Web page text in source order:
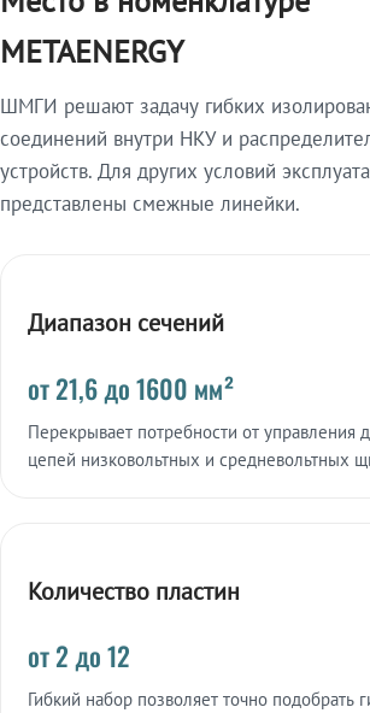
METAENERGY
ШМГИ решают задачу гибких
соединений внутри НКУ и
устройств. Для других условий
представлены смежные линейки.
Диапазон сечений
от 21,6 до 1600 мм²
Перекрывает потребности от управления
цепей низковольтных и средневольтных
Количество пластин
от 2 до 12
Гибкий набор позволяет точно подобрать